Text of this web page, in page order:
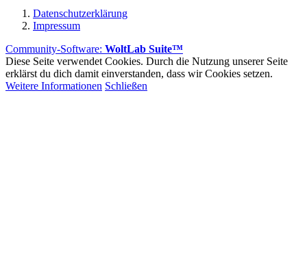
Datenschutzerklärung
Impressum
Community-Software: WoltLab Suite™
Diese Seite verwendet Cookies. Durch die Nutzung unserer Seite
erklärst du dich damit einverstanden, dass wir Cookies setzen.
Weitere Informationen Schließen